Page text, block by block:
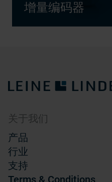
增量编码器
关于我们
产品
行业
支持
Terms & Conditions